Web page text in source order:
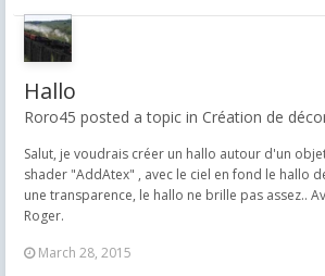
Hallo
Roro45 posted a topic in Création de
Salut, je voudrais créer un hallo autour d'un
shader "AddAtex" , avec le ciel en fond le hallo
une transparence, le hallo ne brille pas assez..
Roger.
March 28, 2015